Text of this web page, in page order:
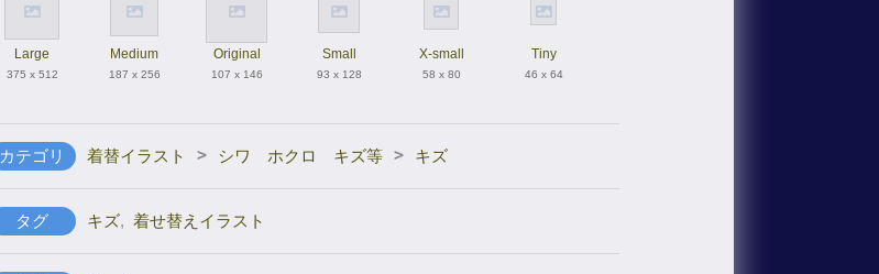
Large
375 x 512
Medium
187 x 256
Original
107 x 146
Small
93 x 128
X-small
58 x 80
Tiny
46 x 64
カテゴリ 着替イラスト > シワ ホクロ キズ等 > キズ
タグ キズ, 着せ替えイラスト